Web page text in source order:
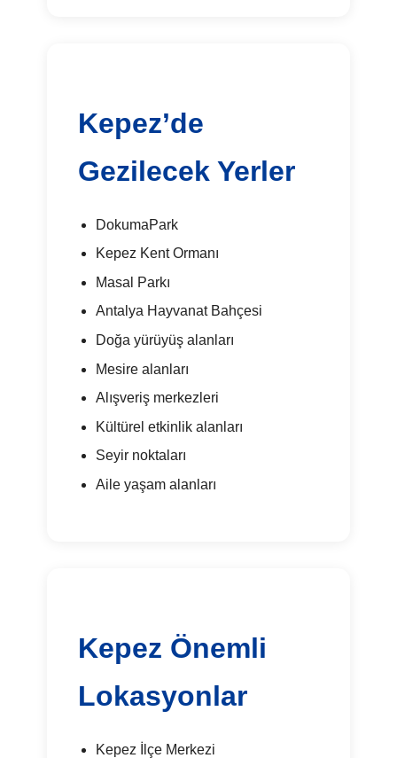
Kepez’de
Gezilecek Yerler
DokumaPark
Kepez Kent Ormanı
Masal Parkı
Antalya Hayvanat Bahçesi
Doğa yürüyüş alanları
Mesire alanları
Alışveriş merkezleri
Kültürel etkinlik alanları
Seyir noktaları
Aile yaşam alanları
Kepez Önemli
Lokasyonlar
Kepez İlçe Merkezi